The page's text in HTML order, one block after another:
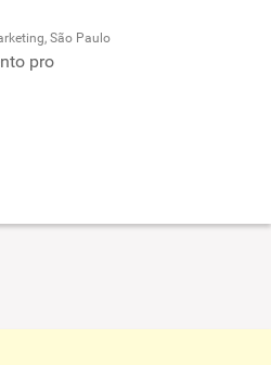
São Paulo
pro